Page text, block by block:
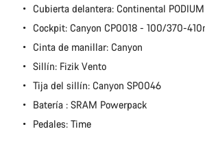
Cubierta delantera: Continental
Cockpit: Canyon CP0018 - 100/370-
Cinta de manillar: Canyon
Sillín: Fizik Vento
Tija del sillín: Canyon SP0046
Batería : SRAM Powerpack
Pedales: Time
Nuestros expertos estarán encantados
preguntas.